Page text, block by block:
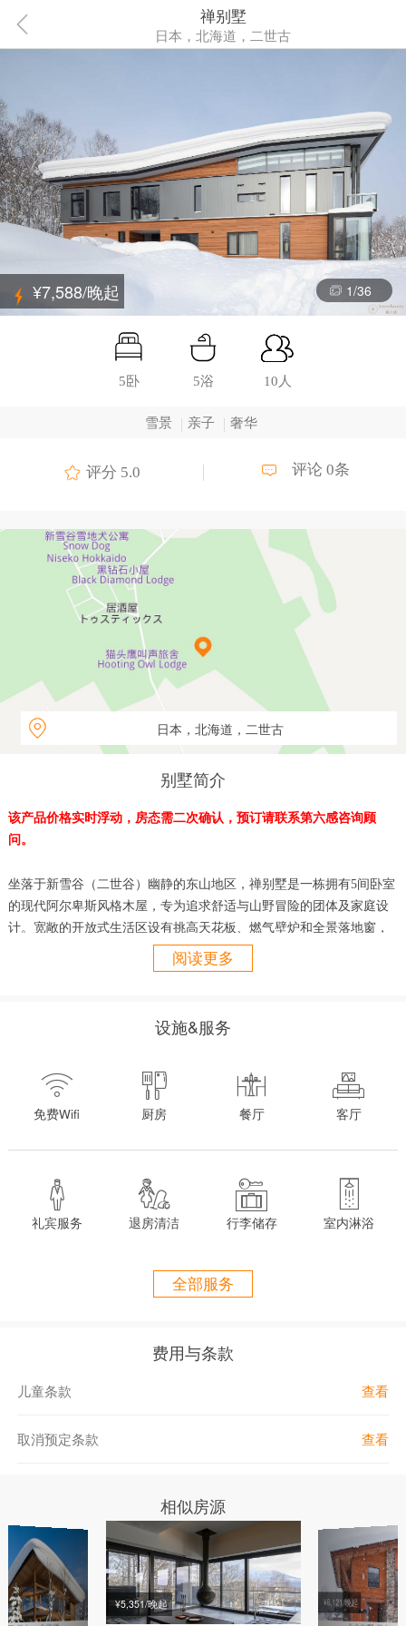
禅别墅
日本，北海道，二世古
¥7,588/晚起 1/36
5卧 5浴 10人
雪景 亲子 奢华
评分 5.0 评论 0条
日本，北海道，二世古
别墅简介
该产品价格实时浮动，房态需二次确认，预订请联系第六感咨询顾
问。
坐落于新雪谷（二世谷）幽静的东山地区，禅别墅是一栋拥有5间卧室
的现代阿尔卑斯风格木屋，专为追求舒适与山野冒险的团体及家庭设
计。 宽敞的开放式生活区设有挑高天花板、燃气壁炉和全景落地窗，
将羊蹄山与周边森林的壮丽景色尽收眼底。五间卧室外加一间日式榻
榻米房最多可容纳18位客人，其中包括两间适合家庭的上下铺房、两
探索周边后尽享放松时光。禅别墅以奢华的共享空间、精心的设计以
地理位置：
新千岁机场 127公里
房间细节：488㎡
，5间卧室，5间浴室
卧室2：1张大床/2张单人床
榻榻米房：可至多放2张日式床褥
标准入住16人，最大入住18人，
榻榻米房
停车位
日式浴缸
洗衣机
厨房
阅读更多
设施&服务

免费Wifi

厨房

餐厅

客厅

礼宾服务

退房清洁

行李储存

室内淋浴
全部服务
费用与条款
儿童条款 查看
取消预定条款 查看
相似房源
¥5,351/晚起 ¥6,121/晚起